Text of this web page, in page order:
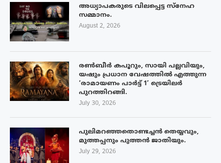
അധ്യാപകരുടെ വിലപ്പെട്ട സ്നേഹ
സമ്മാനം.
August 2, 2026
രൺബീർ കപൂറും, സായി പല്ലവിയും,
യഷും പ്രധാന വേഷത്തിൽ എത്തുന്ന
‘രാമായണം പാർട്ട് 1’ ട്രെയിലർ
പുറത്തിറങ്ങി.
July 30, 2026
പുലിമറഞ്ഞതൊണ്ടച്ചൻ തെയ്യവും,
മുത്തപ്പനും പുത്തൻ ജാതിയും.
July 29, 2026